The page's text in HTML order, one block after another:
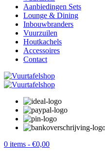
Aanbiedingen Sets
Lounge & Dining
Inbouwbranders
Vuurzuilen
Houtkachels
Accessoires
Contact
0 items - €0,00